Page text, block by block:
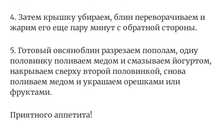
4. Затем крышку убираем, блин переворачиваем и
жарим его еще пару минут с обратной стороны.
5. Готовый овсяноблин разрезаем пополам, одну
половинку поливаем медом и смазываем йогуртом,
накрываем сверху второй половинкой, снова
поливаем медом и украшаем орешками или
фруктами.
Приятного аппетита!